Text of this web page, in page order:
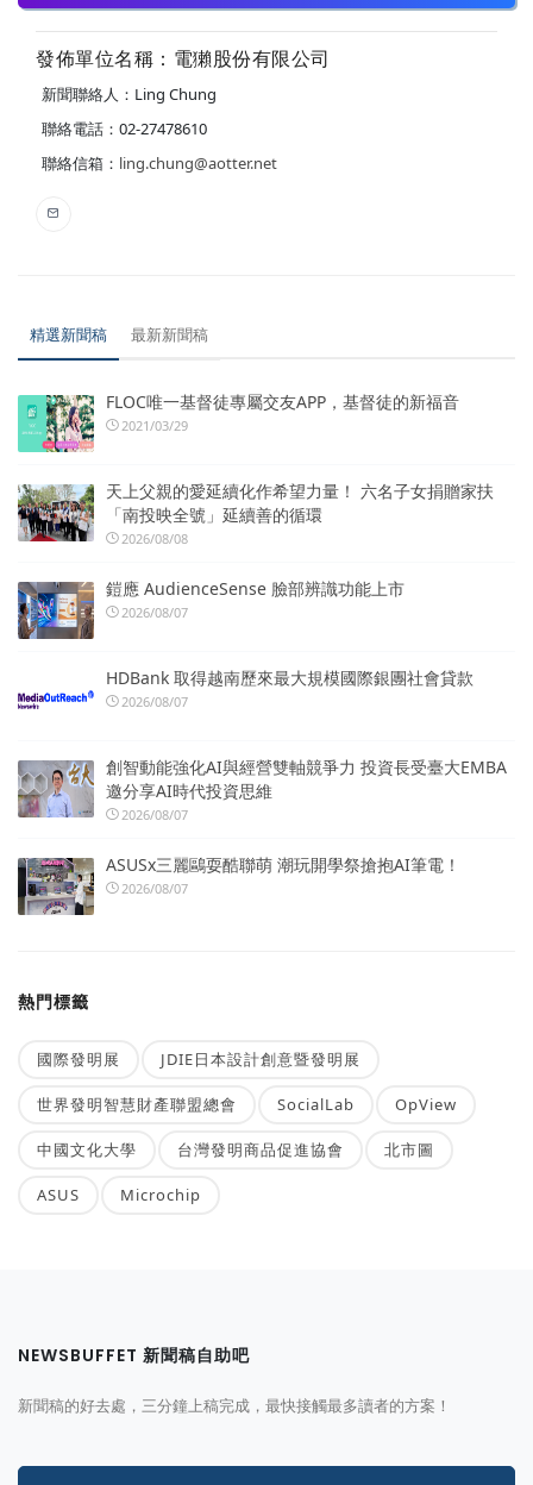
發佈單位名稱：電獺股份有限公司
新聞聯絡人：Ling Chung
聯絡電話：02-27478610
聯絡信箱： ling.chung@aotter.net
精選新聞稿 最新新聞稿
FLOC唯一基督徒專屬交友APP，基督徒的新福音
2021/03/29
天上父親的愛延續化作希望力量！ 六名子女捐贈家扶
「南投映全號」延續善的循環
2026/08/08
鎧應 AudienceSense 臉部辨識功能上市
2026/08/07
HDBank 取得越南歷來最大規模國際銀團社會貸款
2026/08/07
創智動能強化AI與經營雙軸競爭力 投資長受臺大EMBA
邀分享AI時代投資思維
2026/08/07
ASUSx三麗鷗耍酷聯萌 潮玩開學祭搶抱AI筆電！
2026/08/07
熱門標籤
國際發明展 JDIE日本設計創意暨發明展
世界發明智慧財產聯盟總會 SocialLab OpView
中國文化大學 台灣發明商品促進協會 北市圖
ASUS Microchip
NEWSBUFFET 新聞稿自助吧
新聞稿的好去處，三分鐘上稿完成，最快接觸最多讀者的方案！